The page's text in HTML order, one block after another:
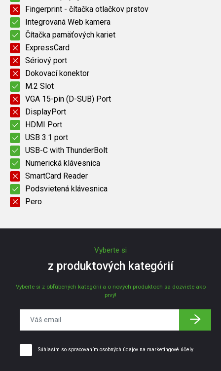
Fingerprint - čítačka otlačkov prstov
Integrovaná Web kamera
Čítačka pamäťových kariet
ExpressCard
Sériový port
Dokovací konektor
M.2 Slot
VGA 15-pin (D-SUB) Port
DisplayPort
HDMI Port
USB 3.1 port
USB-C with ThunderBolt
Numerická klávesnica
SmartCard Reader
Podsvietená klávesnica
Pero
Vyberte si
z produktových kategórií
Vyberte si z obľúbených kategórií a o nových produktoch sa dozviete ako
prvý!
Súhlasím so spracovaním osobných údajov na marketingové účely